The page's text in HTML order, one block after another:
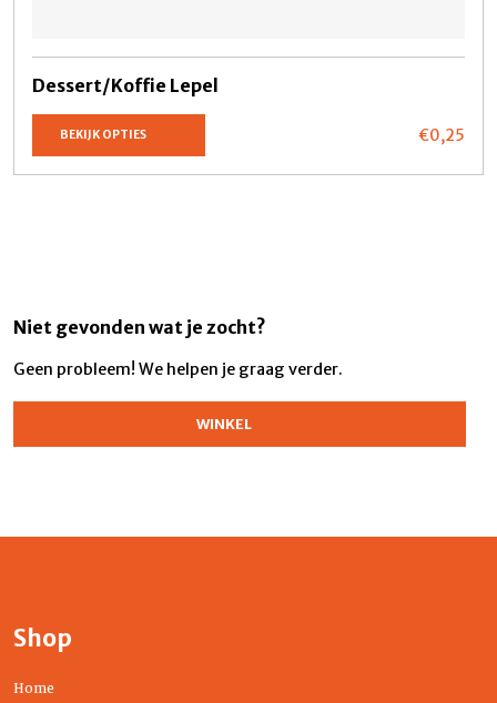
Dessert/Koffie Lepel
BEKIJK OPTIES €0,25
Niet gevonden wat je zocht?
Geen probleem! We helpen je graag verder.
WINKEL
Shop
Home